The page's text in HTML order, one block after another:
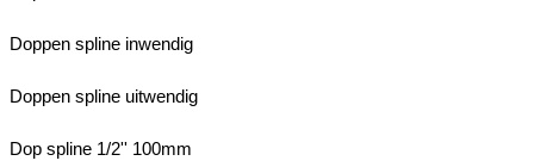
Doppen spline inwendig
Doppen spline uitwendig
Dop spline 1/2'' 100mm